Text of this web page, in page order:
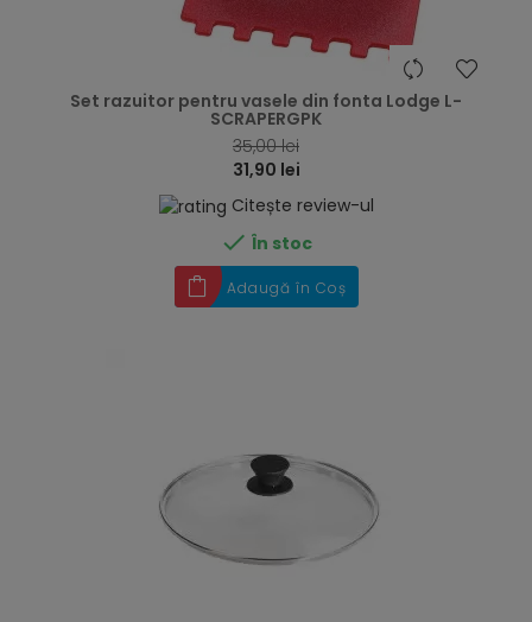
Set razuitor pentru vasele din fonta Lodge L-
SCRAPERGPK
35,00 lei
31,90 lei
Citește review-ul
 În stoc
Adaugă în Coș